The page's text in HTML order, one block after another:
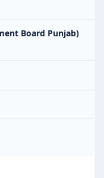
Board Punjab)